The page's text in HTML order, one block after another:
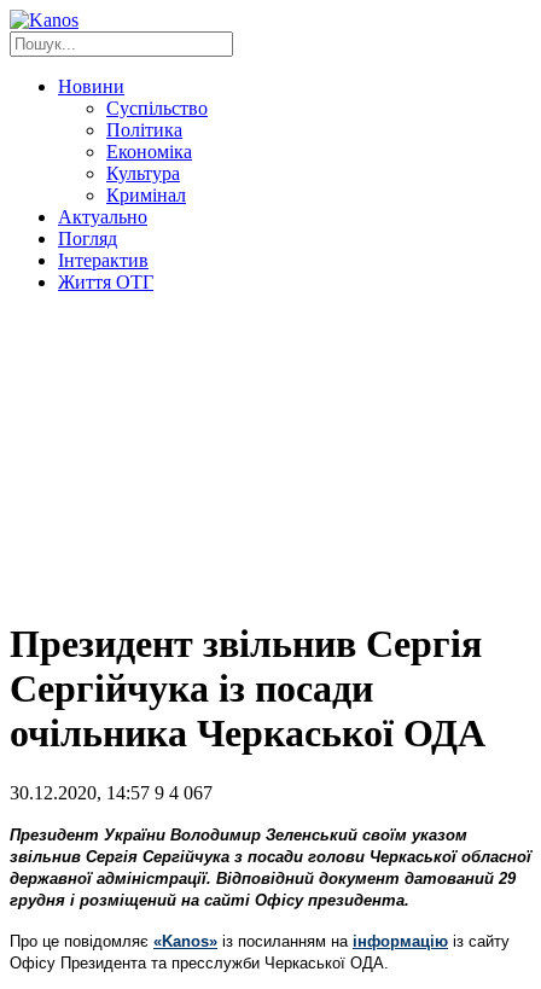
Новини
Суспільство
Політика
Економіка
Культура
Кримінал
Актуально
Погляд
Інтерактив
Життя ОТГ
Президент звільнив Сергія
Сергійчука із посади
очільника Черкаської ОДА
30.12.2020, 14:57 9 4 067
Президент України Володимир Зеленський своїм указом
звільнив Сергія Сергійчука з посади голови Черкаської обласної
державної адміністрації. Відповідний документ датований 29
грудня і розміщений на сайті Офісу президента.
Про це повідомляє «Kanos» із посиланням на інформацію із сайту
Офісу Президента та пресслужби Черкаської ОДА.